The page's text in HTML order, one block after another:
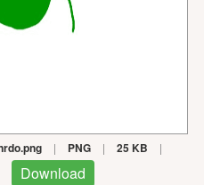
| PNG | 25 KB |
Download